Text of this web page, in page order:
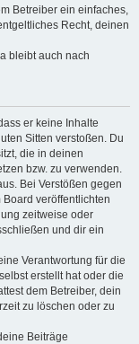
Betreiber ein einfaches,
Recht, deinen
bleibt auch nach
er keine Inhalte
Sitten verstoßen. Du
die in deinen
bzw. zu verwenden.
Bei Verstößen gegen
veröffentlichten
zeitweise oder
und dir ein
Verantwortung für die
erstellt hat oder die
dem Betreiber, dein
zu löschen oder zu
Beiträge